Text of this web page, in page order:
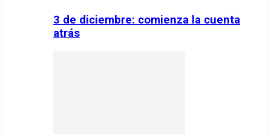
3 de diciembre: comienza la cuenta
atrás